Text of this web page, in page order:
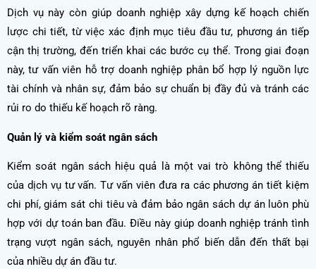
Dịch vụ này còn giúp doanh nghiệp xây dựng kế hoạch chiến
lược chi tiết, từ việc xác định mục tiêu đầu tư, phương án tiếp
cận thị trường, đến triển khai các bước cụ thể. Trong giai đoạn
này, tư vấn viên hỗ trợ doanh nghiệp phân bổ hợp lý nguồn lực
tài chính và nhân sự, đảm bảo sự chuẩn bị đầy đủ và tránh các
rủi ro do thiếu kế hoạch rõ ràng.
Quản lý và kiểm soát ngân sách
Kiểm soát ngân sách hiệu quả là một vai trò không thể thiếu
của dịch vụ tư vấn. Tư vấn viên đưa ra các phương án tiết kiệm
chi phí, giám sát chi tiêu và đảm bảo ngân sách dự án luôn phù
hợp với dự toán ban đầu. Điều này giúp doanh nghiệp tránh tình
trạng vượt ngân sách, nguyên nhân phổ biến dẫn đến thất bại
của nhiều dự án đầu tư.